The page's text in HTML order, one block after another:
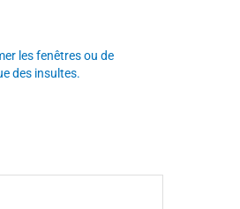
les fenêtres ou de
des insultes.